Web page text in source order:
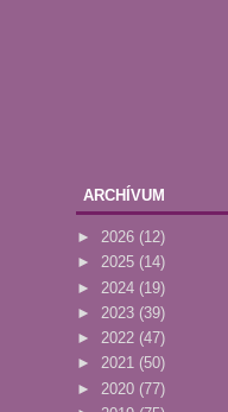
ARCHÍVUM
► 2026 (12)
► 2025 (14)
► 2024 (19)
► 2023 (39)
► 2022 (47)
► 2021 (50)
► 2020 (77)